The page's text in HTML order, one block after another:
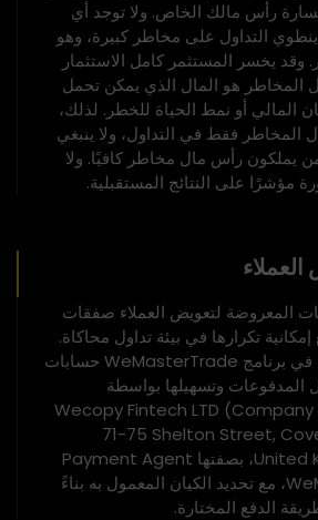
رأس مالك الخاص. ولا توجد أي
التداول على مخاطر كبيرة، وهو
يخسر المستثمر كامل الاستثمار
المخاطر هو المال الذي يمكن تحمل
المالي أو نمط الحياة للخطر. لذلك،
فقط في التداول، ولا ينبغي
يملكون رأس مال مخاطر كافيًا. ولا
مؤشرًا على النتائج المستقبلية.
المعروضة لتعويض العملاء صفقات
إمكانية تكرارها في بيئة تداول محاكاة.
قد تمثل جميع الحسابات في برنامج WeMasterTrade حسابات
المدفوعات وتسهيلها بواسطة
Wecopy Fintech LTD (Company
71-75 Shelton Street,
United Kingdom, WC2H 9JQ، بصفتها Payment Agent
نيابةً عن WeMasterTrade، مع تحديد الكيان المعمول به بناءً
الدفع المختارة.